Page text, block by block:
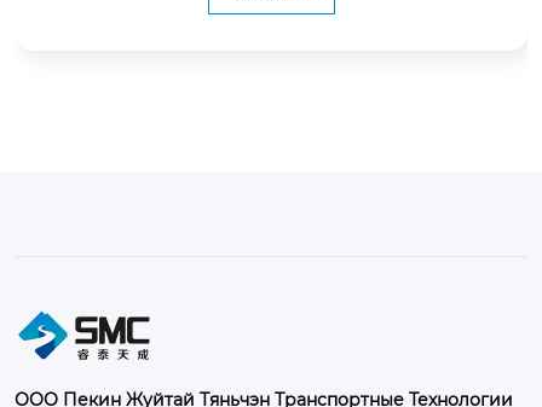
ООО Пекин Жуйтай Тяньчэн Транспортные Технологии